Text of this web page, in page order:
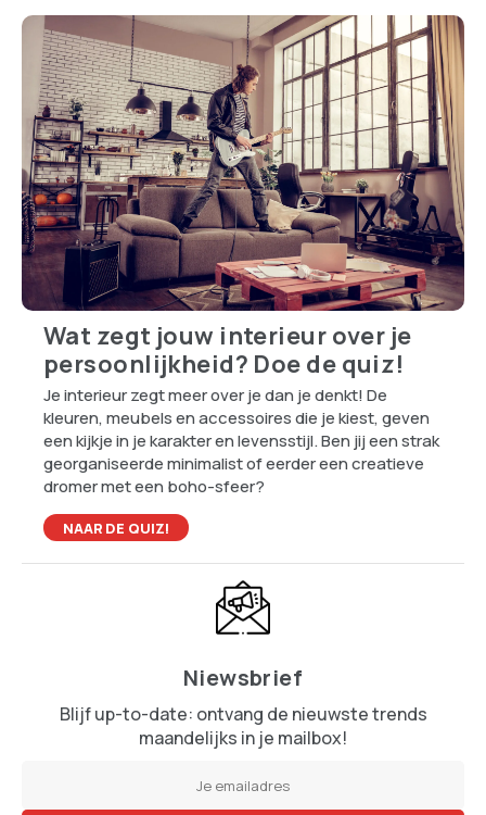
Wat zegt jouw interieur over je
persoonlijkheid? Doe de quiz!
Je interieur zegt meer over je dan je denkt! De
kleuren, meubels en accessoires die je kiest, geven
een kijkje in je karakter en levensstijl. Ben jij een strak
georganiseerde minimalist of eerder een creatieve
dromer met een boho-sfeer?
NAAR DE QUIZ!
Niewsbrief
Blijf up-to-date: ontvang de nieuwste trends
maandelijks in je mailbox!